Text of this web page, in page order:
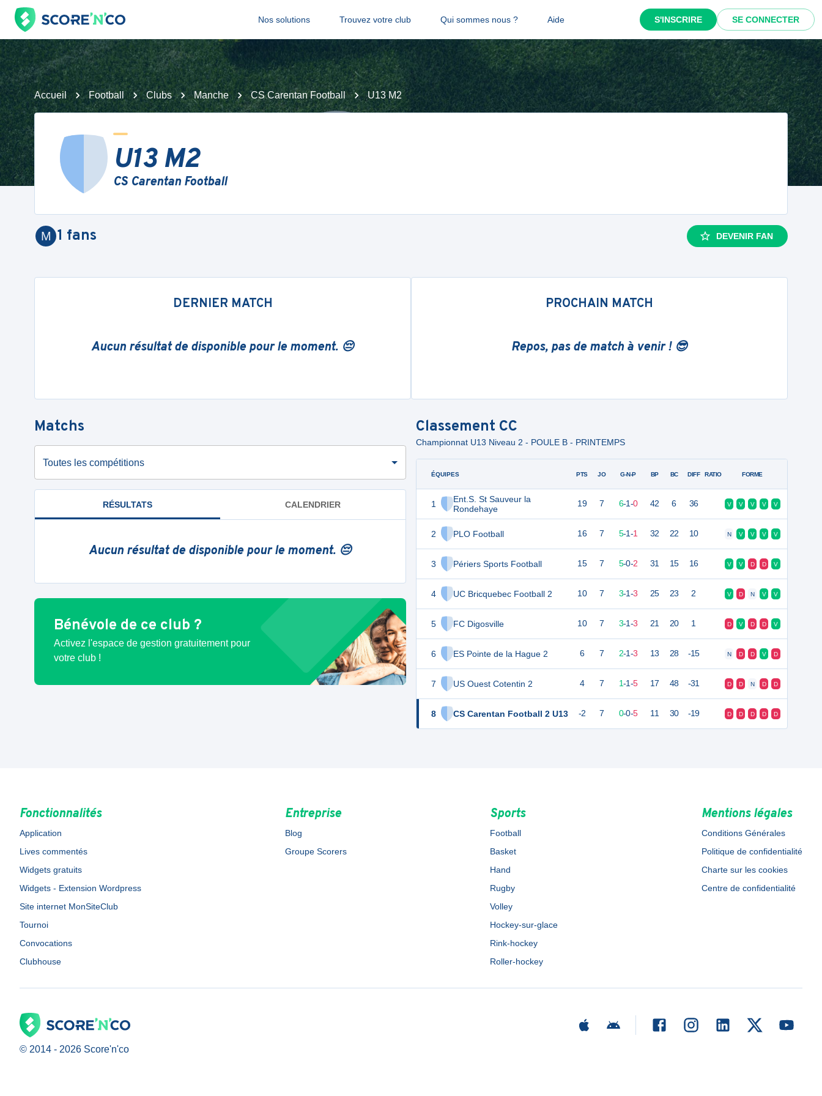
Nos solutions Trouvez votre club Qui sommes nous ? Aide S'INSCRIRE SE CONNECTER
Accueil Football Clubs Manche CS Carentan Football U13 M2
U13 M2
CS Carentan Football
M 1 fans DEVENIR FAN
DERNIER MATCH
Aucun résultat de disponible pour le moment. 😔
PROCHAIN MATCH
Repos, pas de match à venir ! 😎
Matchs
Toutes les compétitions
RÉSULTATS CALENDRIER
Aucun résultat de disponible pour le moment. 😔
Bénévole de ce club ?
Activez l'espace de gestion gratuitement pour
votre club !
Classement CC
Championnat U13 Niveau 2 - POULE B - PRINTEMPS
ÉQUIPES
1
Ent.S. St Sauveur la
Rondehaye
2 PLO Football
3 Périers Sports Football
4 UC Bricquebec Football 2
5 FC Digosville
6 ES Pointe de la Hague 2
7 US Ouest Cotentin 2
8 CS Carentan Football 2 U13
PTS JO G-N-P BP BC DIFF RATIO FORME
19 7 6-1-0 42 6 36 V V V V V
16 7 5-1-1 32 22 10 N V V V V
15 7 5-0-2 31 15 16 V V D D V
10 7 3-1-3 25 23 2 V D N V V
10 7 3-1-3 21 20 1 D V D D V
6 7 2-1-3 13 28 -15 N D D V D
4 7 1-1-5 17 48 -31 D D N D D
-2 7 0-0-5 11 30 -19 D D D D D
Fonctionnalités
Application
Lives commentés
Widgets gratuits
Widgets - Extension Wordpress
Site internet MonSiteClub
Tournoi
Convocations
Clubhouse
Entreprise
Blog
Groupe Scorers
Sports
Football
Basket
Hand
Rugby
Volley
Hockey-sur-glace
Rink-hockey
Roller-hockey
Mentions légales
Conditions Générales
Politique de confidentialité
Charte sur les cookies
Centre de confidentialité
© 2014 - 2026 Score'n'co